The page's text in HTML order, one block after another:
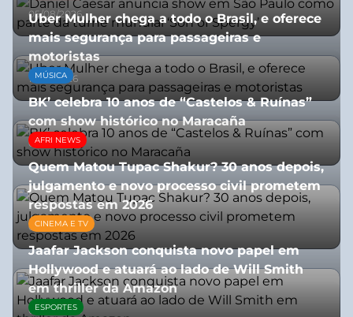
05/08/2026
Uber Mulher chega a todo o Brasil, e oferece
mais segurança para passageiras e
motoristas
10/07/2026
MÚSICA
BK’ celebra 10 anos de “Castelos & Ruínas”
com show histórico no Maracaña
06/08/2026
AFRI NEWS
Quem Matou Tupac Shakur? 30 anos depois,
julgamento e novo processo civil prometem
respostas em 2026
05/08/2026
CINEMA E TV
Jaafar Jackson conquista novo papel em
Hollywood e atuará ao lado de Will Smith
em thriller da Amazon
06/08/2026
ESPORTES